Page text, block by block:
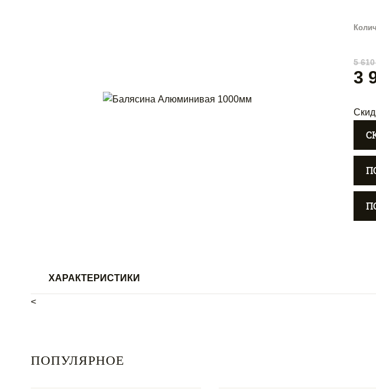
5
3
ХАРАКТЕРИСТИКИ
<
ПОПУЛЯРНОЕ